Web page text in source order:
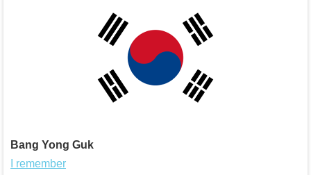
Bang Yong Guk
I remember